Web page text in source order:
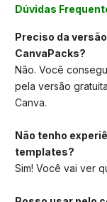
Dúvidas
Preciso da
CanvaPacks?
Não. Você
pela versão
Canva.
Não tenho
templates?
Sim! Você vai ver